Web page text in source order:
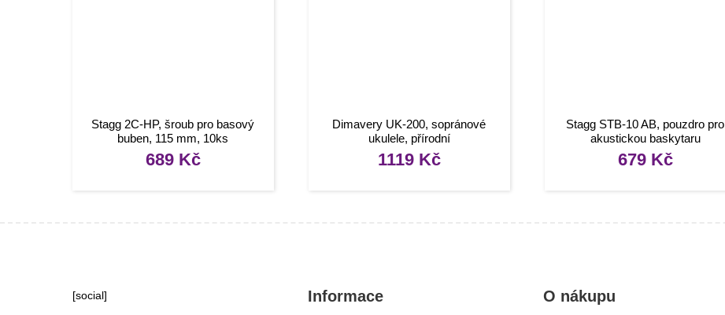
Stagg 2C-HP, šroub pro basový
buben, 115 mm, 10ks
689 Kč
Dimavery UK-200, sopránové
ukulele, přírodní
1119 Kč
Stagg STB-10 AB, pouzdro pro
akustickou baskytaru
679 Kč
[social] Informace O nákupu